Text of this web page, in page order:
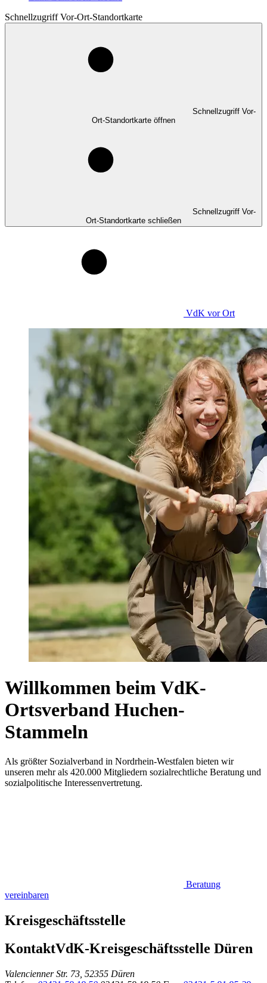
Schnellzugriff Vor-Ort-Standortkarte
Schnellzugriff Vor-
Ort-Standortkarte öffnen
Schnellzugriff Vor-
Ort-Standortkarte schließen
VdK vor Ort
Willkommen beim VdK-
Ortsverband Huchen-
Stammeln
Als größter Sozialverband in Nordrhein-Westfalen bieten wir
unseren mehr als 420.000 Mitgliedern sozialrechtliche Beratung und
sozialpolitische Interessenvertretung.
Beratung
vereinbaren
Kreisgeschäftsstelle
KontaktVdK-Kreisgeschäftsstelle Düren
Valencienner Str. 73, 52355 Düren